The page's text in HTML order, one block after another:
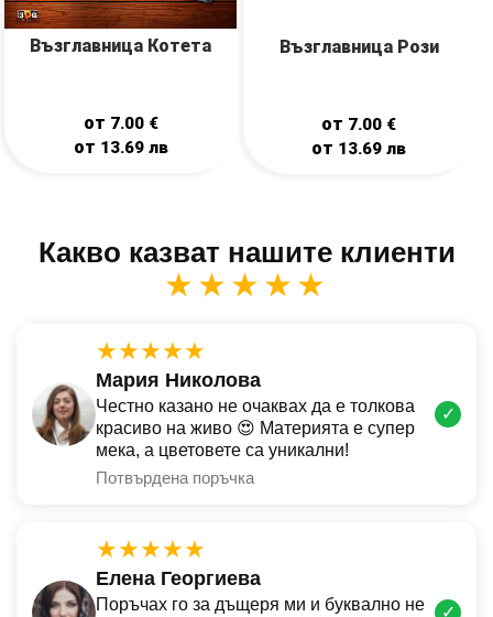
Възглавница Котета
от 7.00 €
от 13.69 лв
Възглавница Рози
от 7.00 €
от 13.69лв
Какво казват нашите клиенти
★★★★★
★★★★★
Мария Николова
Честно казано не очаквах да е толкова
красиво на живо 😍 Материята е супер
мека, а цветовете са уникални!
Потвърдена поръчка
✓
★★★★★
Елена Георгиева
Поръчах го за дъщеря ми и буквално не
✓